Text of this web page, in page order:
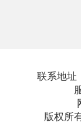
联系地址
版权所